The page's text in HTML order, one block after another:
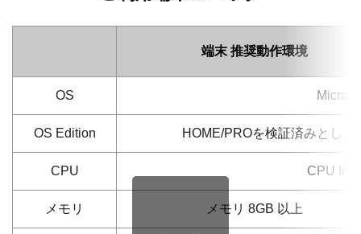
端末 推奨動作環境
OS
OS Edition HOME/PROを検証済みとし
CPU CPU
メモリ メモリ 8GB 以上